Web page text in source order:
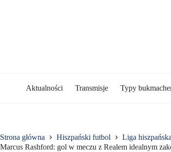
Aktualności Transmisje Typy
Strona główna Hiszpański futbol
Liga hiszpańska
Marcus Rashford: gol w meczu z Realem idealnym